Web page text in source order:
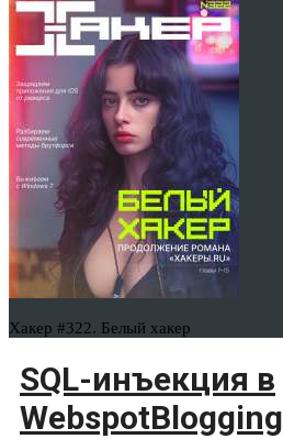
Хакер #322. Белый хакер
SQL-инъекция в
WebspotBlogging